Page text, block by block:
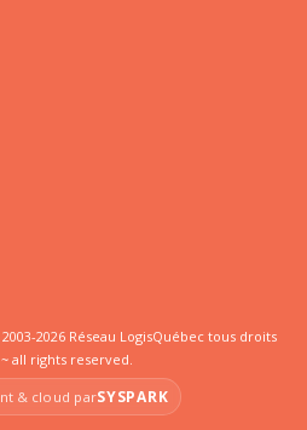
2026 Réseau LogisQuébec tous droits
all rights reserved.
& cloud parSYSPARK